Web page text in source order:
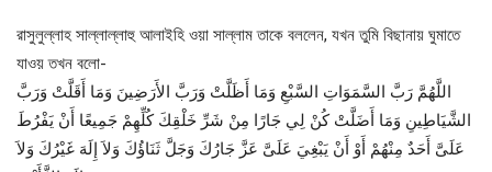
রাসুলুল্লাহ সাল্লাল্লাহু আলাইহি ওয়া সাল্লাম তাকে বললেন, যখন তুমি বিছানায় ঘুমাতে
যাওয় তখন বলো-
اللَّهُمَّ رَبَّ السَّمَوَاتِ السَّبْعِ وَمَا أَظَلَّتْ وَرَبَّ الأَرَضِينَ وَمَا أَقَلَّتْ وَرَبَّ
الشَّيَاطِينِ وَمَا أَضَلَّتْ كُنْ لِي جَارًا مِنْ شَرِّ خَلْقِكَ كُلِّهِمْ جَمِيعًا أَنْ يَفْرُطَ
عَلَىَّ أَحَدٌ مِنْهُمْ أَوْ أَنْ يَبْغِيَ عَلَىَّ عَزَّ جَارُكَ وَجَلَّ ثَنَاؤُكَ وَلاَ إِلَهَ غَيْرُكَ وَلاَ